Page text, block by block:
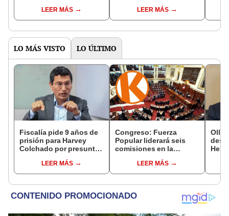
LEER MÁS
superiorLEER MÁS
LO MÁS VISTO LO ÚLTIMO
Fiscalía pide 9 años de
prisión para Harvey
Colchado por presunta
incompatible y falsedad
ideológica
LEER MÁS
Congreso: Fuerza
Popular liderará seis
comisiones en la
LEER MÁS